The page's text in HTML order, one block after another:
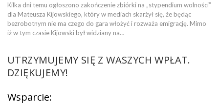
Kilka dni temu ogłoszono zakończenie zbiórki na „stypendium wolności”
dla Mateusza Kijowskiego, który w mediach skarżył się, że będąc
bezrobotnym nie ma czego do gara włożyć i rozważa emigrację. Mimo
iż w tym czasie Kijowski był widziany na…
UTRZYMUJEMY SIĘ Z WASZYCH WPŁAT.
DZIĘKUJEMY!
Wsparcie: